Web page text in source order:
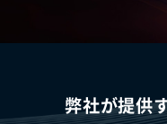
弊社が提供